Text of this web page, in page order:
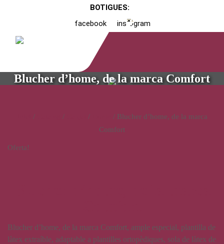
BOTIGUES:
facebook
instagram
Blucher d’home, de la marca Comfort
/ / /
/ Blucher d’home, de la marca
Comfort
Oferta!
Blucher d’home, de la marca Comfort, ample especial, plantilla de
làtex extraíble, adaptable a plantilles ortopèdiques, sola de làtex de